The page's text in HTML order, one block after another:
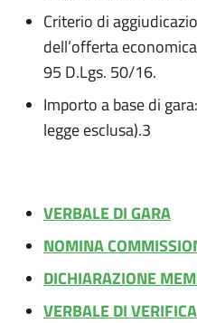
Criterio di
dell’offerta
95 D.Lgs. 50/16.
Importo a base di
legge esclusa).3
VERBALE DI GARA
NOMINA
DICHIARAZIONE
VERBALE DI